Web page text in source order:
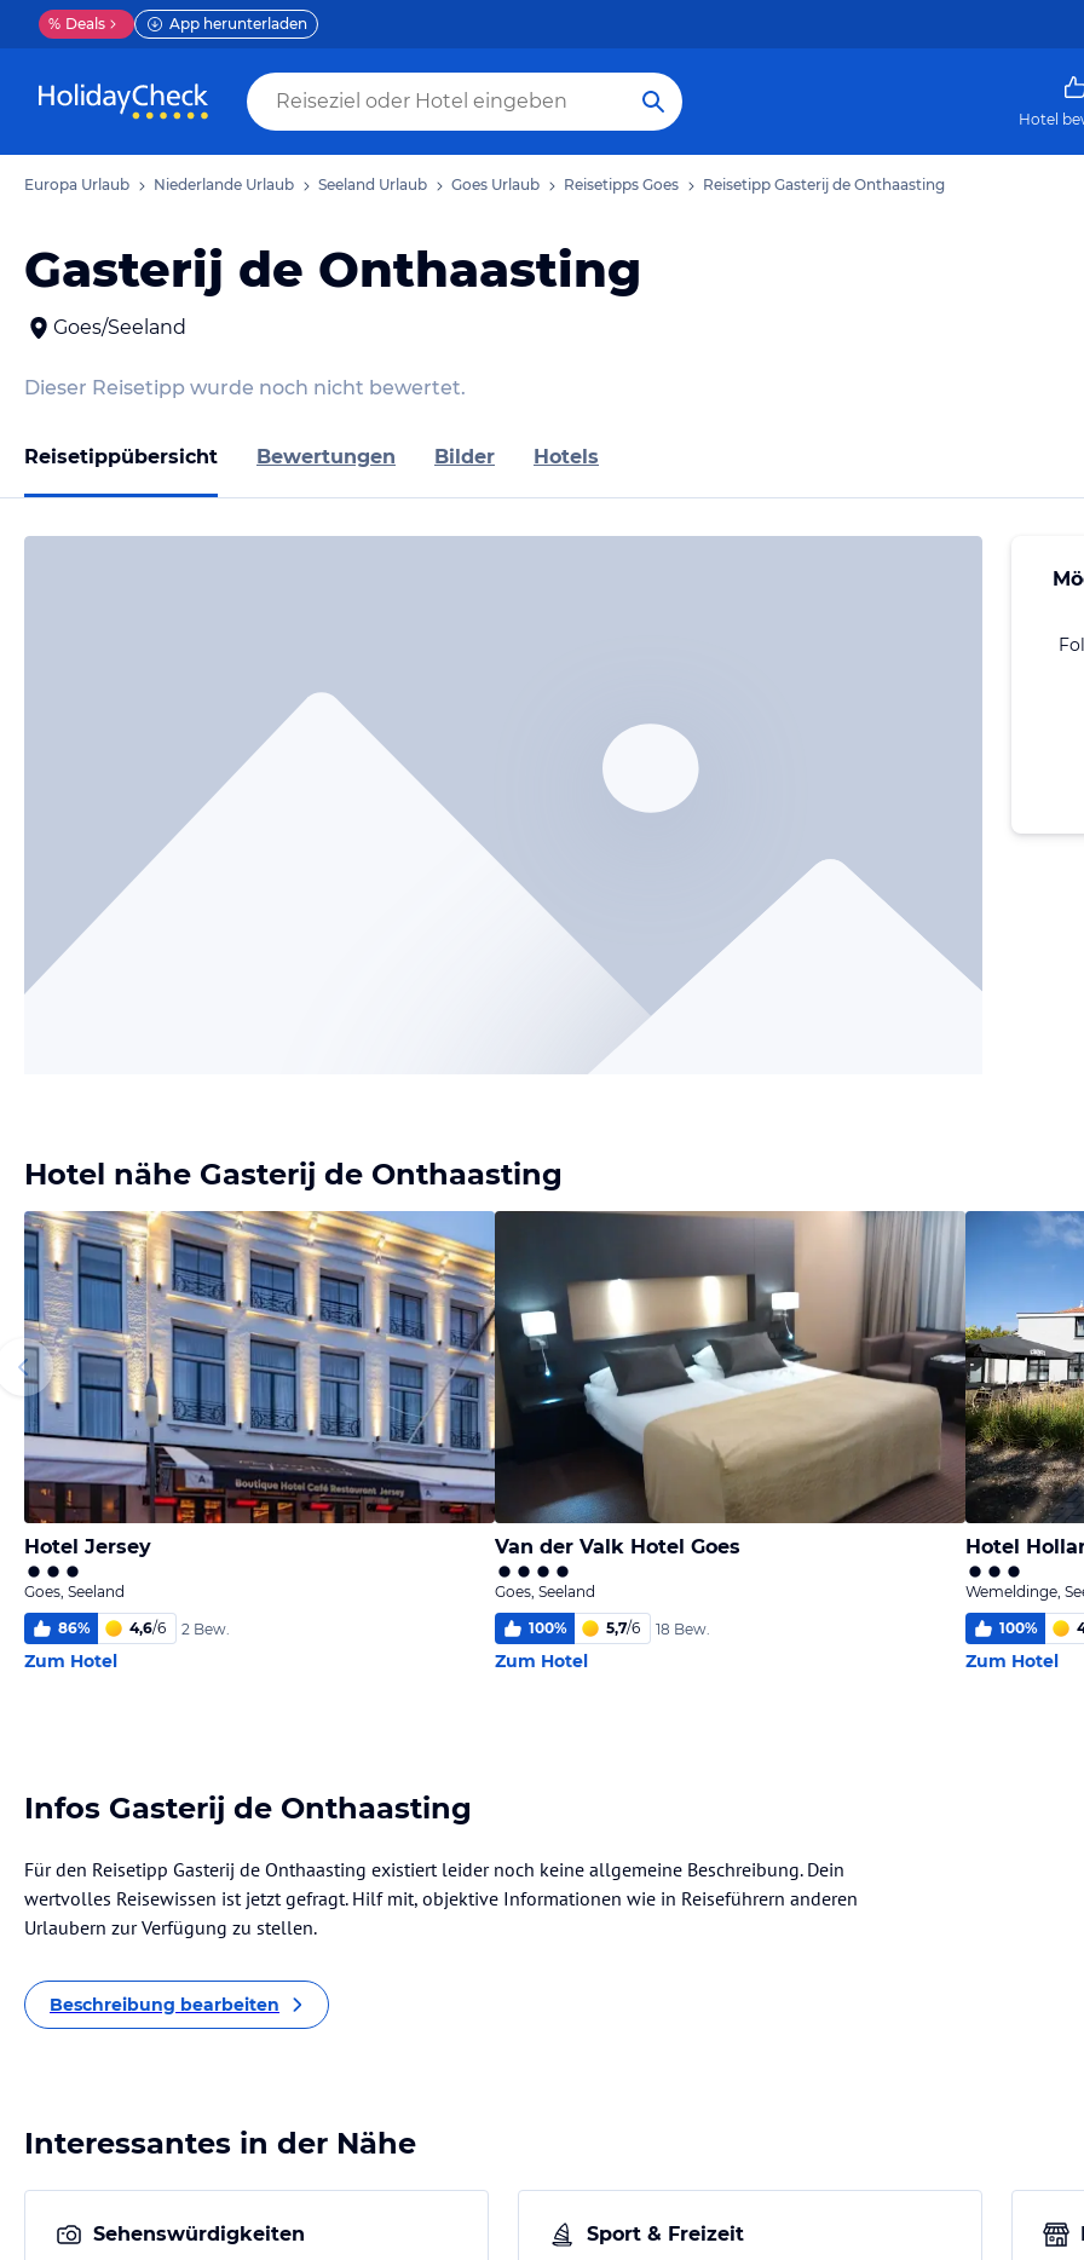
% Deals App herunterladen
Hotel
Europa Urlaub Niederlande Urlaub Seeland Urlaub Goes Urlaub Reisetipps Goes Reisetipp Gasterij de Onthaasting
Gasterij de Onthaasting
Goes/Seeland
Dieser Reisetipp wurde noch nicht bewertet.
Reisetippübersicht Bewertungen Bilder Hotels
Hotel nähe Gasterij de Onthaasting
Hotel Jersey
Goes, Seeland
86% 4,6/6 2 Bew.
Zum Hotel
Van der Valk Hotel Goes
Goes, Seeland
100% 5,7/6 18 Bew.
Zum Hotel
Hotel
Wemeldinge,
100%
Zum Hotel
Infos Gasterij de Onthaasting
Für den Reisetipp Gasterij de Onthaasting existiert leider noch keine allgemeine Beschreibung. Dein
wertvolles Reisewissen ist jetzt gefragt. Hilf mit, objektive Informationen wie in Reiseführern anderen
Urlaubern zur Verfügung zu stellen.
Beschreibung bearbeiten
Interessantes in der Nähe
Sehenswürdigkeiten Sport & Freizeit